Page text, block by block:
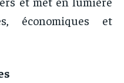
économiques et